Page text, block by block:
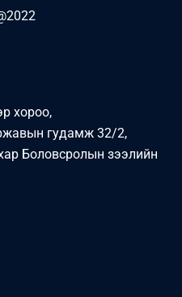
хороо,
гудамж 32/2,
Боловсролын зээлийн